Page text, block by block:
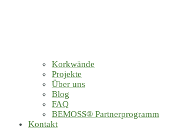
Korkwände
Projekte
Über uns
Blog
FAQ
BEMOSS® Partnerprogramm​
Kontakt